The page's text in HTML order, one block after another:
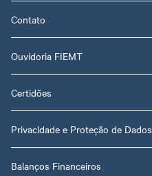
Contato
Ouvidoria FIEMT
Certidões
Privacidade e Proteção de Dados
Balanços Financeiros